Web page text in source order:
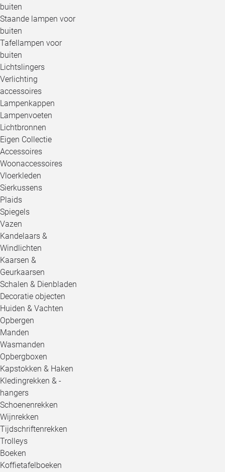
buiten
Staande lampen voor
buiten
Tafellampen voor
buiten
Lichtslingers
Verlichting
accessoires
Lampenkappen
Lampenvoeten
Lichtbronnen
Eigen Collectie
Accessoires
Woonaccessoires
Vloerkleden
Sierkussens
Plaids
Spiegels
Vazen
Kandelaars &
Windlichten
Kaarsen &
Geurkaarsen
Schalen & Dienbladen
Decoratie objecten
Huiden & Vachten
Opbergen
Manden
Wasmanden
Opbergboxen
Kapstokken & Haken
Kledingrekken & -
hangers
Schoenenrekken
Wijnrekken
Tijdschriftenrekken
Trolleys
Boeken
Koffietafelboeken